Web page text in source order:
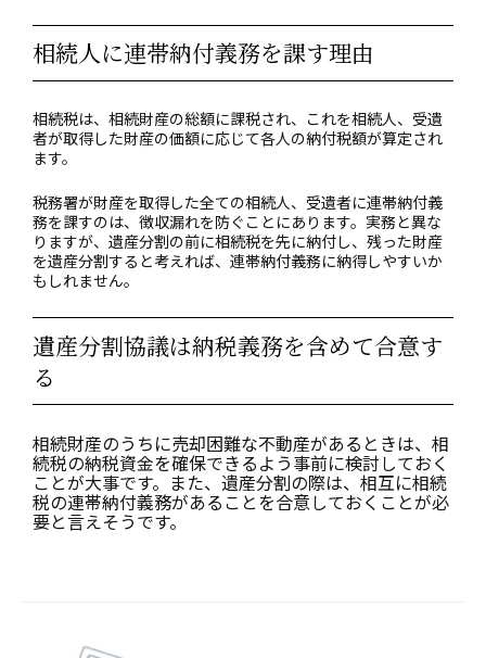
相続人に連帯納付義務を課す理由
相続税は、相続財産の総額に課税され、これを相続人、受遺
者が取得した財産の価額に応じて各人の納付税額が算定され
ます。
税務署が財産を取得した全ての相続人、受遺者に連帯納付義
務を課すのは、徴収漏れを防ぐことにあります。実務と異な
りますが、遺産分割の前に相続税を先に納付し、残った財産
を遺産分割すると考えれば、連帯納付義務に納得しやすいか
もしれません。
遺産分割協議は納税義務を含めて合意す
る
相続財産のうちに売却困難な不動産があるときは、相
続税の納税資金を確保できるよう事前に検討しておく
ことが大事です。また、遺産分割の際は、相互に相続
税の連帯納付義務があることを合意しておくことが必
要と言えそうです。